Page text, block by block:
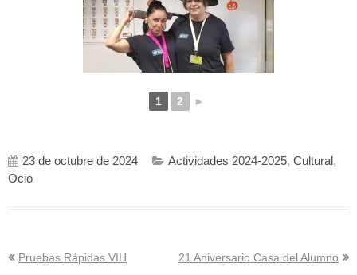
1 2 ►
23 de octubre de 2024 Actividades 2024-2025, Cultural,
Ocio
Navegación
Pruebas Rápidas VIH 21 Aniversario Casa del Alumno